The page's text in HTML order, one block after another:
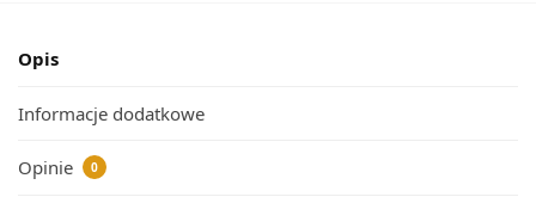
Opis
Informacje dodatkowe
Opinie 0